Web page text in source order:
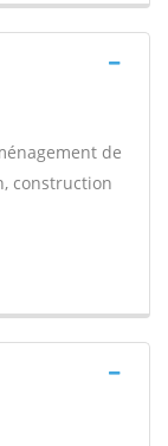
de
construction